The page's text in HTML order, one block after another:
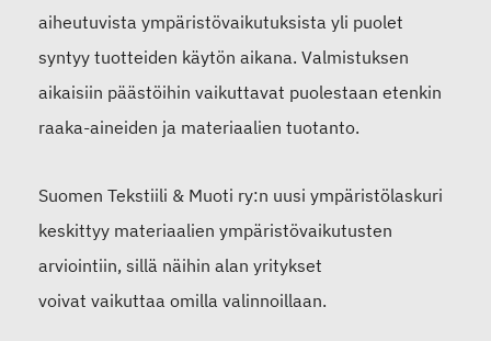
aiheutuvista ympäristövaikutuksista yli puolet
syntyy tuotteiden käytön aikana. Valmistuksen
aikaisiin päästöihin vaikuttavat puolestaan etenkin
raaka-aineiden ja materiaalien tuotanto.
Suomen Tekstiili & Muoti ry:n uusi ympäristölaskuri
keskittyy materiaalien ympäristövaikutusten
arviointiin, sillä näihin alan yritykset
voivat vaikuttaa omilla valinnoillaan.